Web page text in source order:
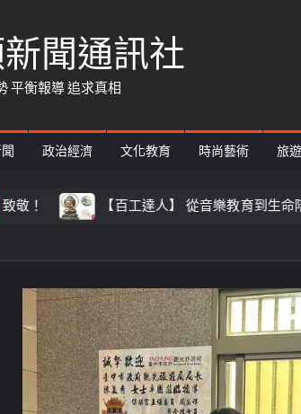
聞通訊社
平衡報導 追求真相
政治經濟 文化教育 時尚藝術 旅
【百工達人】 從音樂教育到生命陪伴 黛玉老師